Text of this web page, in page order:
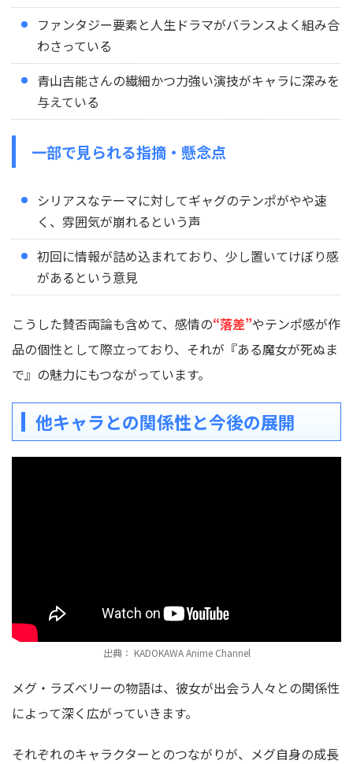
ファンタジー要素と人生ドラマがバランスよく組み合
わさっている
青山吉能さんの繊細かつ力強い演技がキャラに深みを
与えている
一部で見られる指摘・懸念点
シリアスなテーマに対してギャグのテンポがやや速
く、雰囲気が崩れるという声
初回に情報が詰め込まれており、少し置いてけぼり感
があるという意見
こうした賛否両論も含めて、感情の“落差”やテンポ感が作
品の個性として際立っており、それが『ある魔女が死ぬま
で』の魅力にもつながっています。
他キャラとの関係性と今後の展開
出典： KADOKAWA Anime Channel
メグ・ラズベリーの物語は、彼女が出会う人々との関係性
によって深く広がっていきます。
それぞれのキャラクターとのつながりが、メグ自身の成長